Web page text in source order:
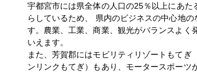
宇都宮市には県全体の人口の25％以上にあた
らしているため、 県内のビジネスの中心地の
す。農業、工業、商業、観光がバランスよく
いえます。
また、芳賀郡にはモビリティリゾートもてぎ
ンリンクもてぎ）もあり、モータースポーツ